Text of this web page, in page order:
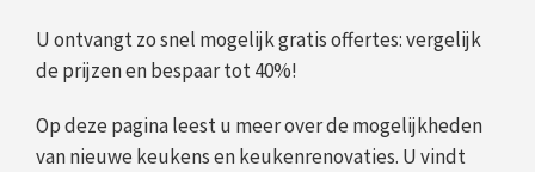
U ontvangt zo snel mogelijk gratis offertes: vergelijk
de prijzen en bespaar tot 40%!
Op deze pagina leest u meer over de mogelijkheden
van nieuwe keukens en keukenrenovaties. U vindt